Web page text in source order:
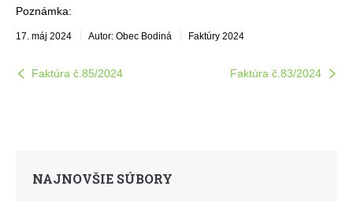
Poznámka:
17. máj 2024 Autor: Obec Bodiná Faktúry 2024
Faktúra č.85/2024 Faktúra č.83/2024
NAJNOVŠIE SÚBORY